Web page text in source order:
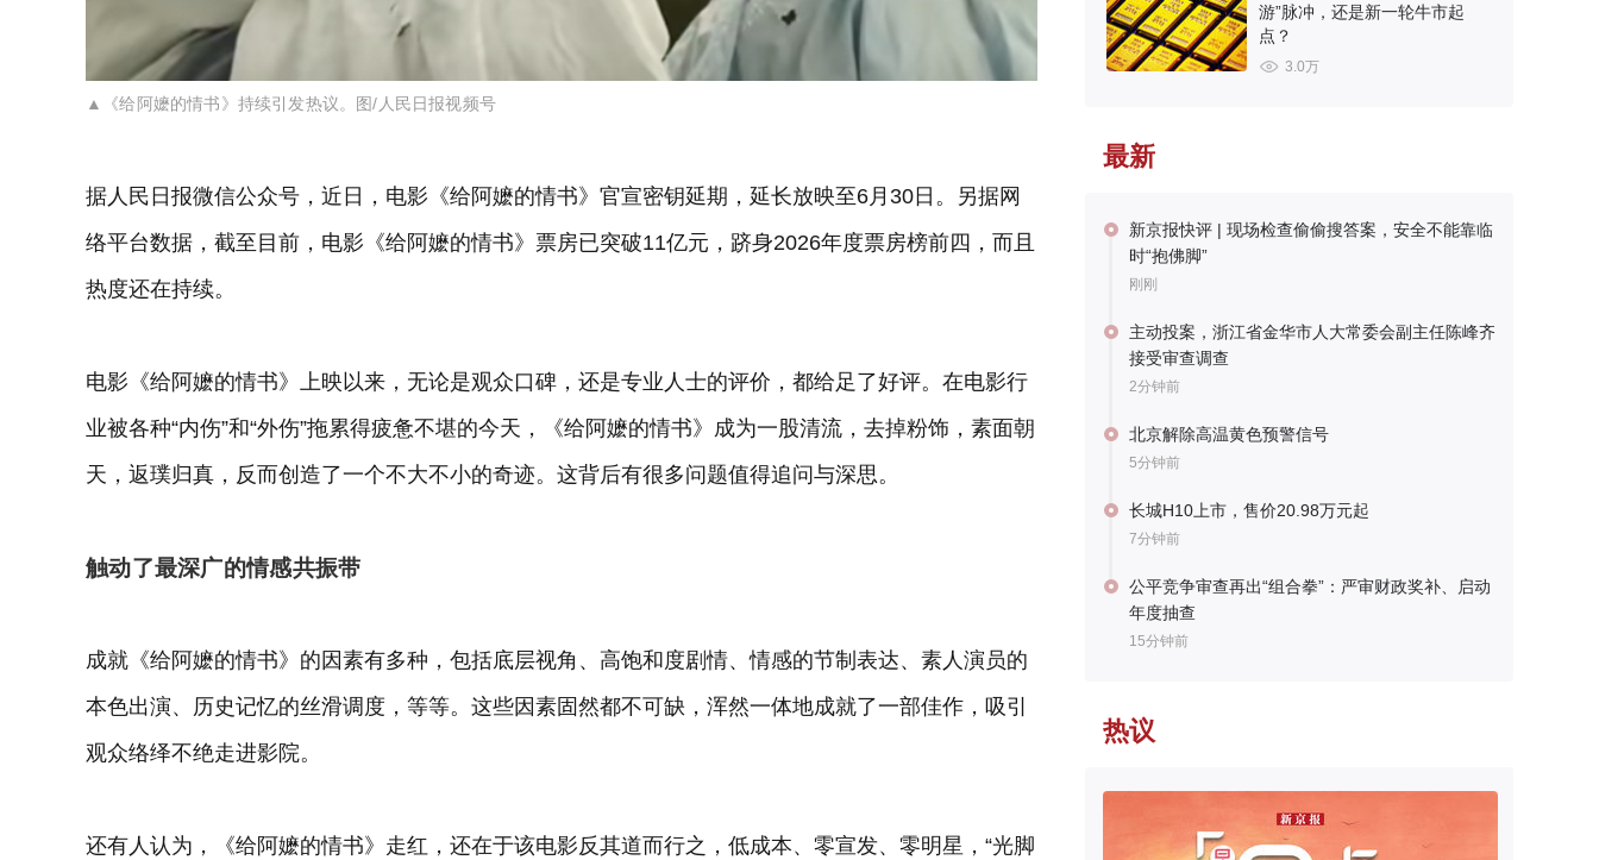
▲《给阿嬷的情书》持续引发热议。图/人民日报视频号
据人民日报微信公众号，近日，电影《给阿嬷的情书》官宣密钥延期，延长放映至6月30日。另据网
络平台数据，截至目前，电影《给阿嬷的情书》票房已突破11亿元，跻身2026年度票房榜前四，而且
热度还在持续。
电影《给阿嬷的情书》上映以来，无论是观众口碑，还是专业人士的评价，都给足了好评。在电影行
业被各种“内伤”和“外伤”拖累得疲惫不堪的今天，《给阿嬷的情书》成为一股清流，去掉粉饰，素面朝
天，返璞归真，反而创造了一个不大不小的奇迹。这背后有很多问题值得追问与深思。
触动了最深广的情感共振带
成就《给阿嬷的情书》的因素有多种，包括底层视角、高饱和度剧情、情感的节制表达、素人演员的
本色出演、历史记忆的丝滑调度，等等。这些因素固然都不可缺，浑然一体地成就了一部佳作，吸引
观众络绎不绝走进影院。
还有人认为，《给阿嬷的情书》走红，还在于该电影反其道而行之，低成本、零宣发、零明星，“光脚
游”脉冲，还是新一轮牛市起
点？
3.0万
最新
新京报快评 | 现场检查偷偷搜答案，安全不能靠临
时“抱佛脚”
刚刚
主动投案，浙江省金华市人大常委会副主任陈峰齐
接受审查调查
2分钟前
北京解除高温黄色预警信号
5分钟前
长城H10上市，售价20.98万元起
7分钟前
公平竞争审查再出“组合拳”：严审财政奖补、启动
年度抽查
15分钟前
热议